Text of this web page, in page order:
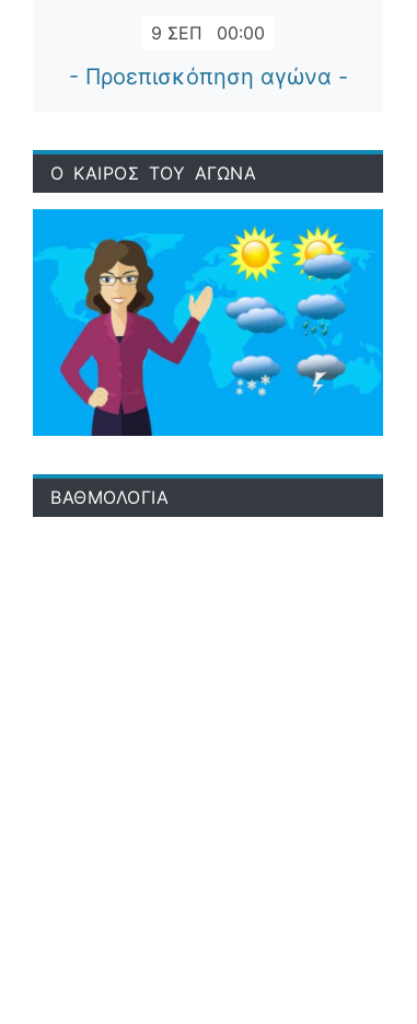
9 ΣΕΠ 00:00
- Προεπισκόπηση αγώνα -
Ο ΚΑΙΡΟΣ ΤΟΥ ΑΓΩΝΑ
ΒΑΘΜΟΛΟΓΙΑ